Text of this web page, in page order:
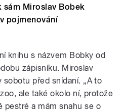
sám Miroslav Bobek
pojmenování
knihu s názvem Bobky od
zápisníku. Miroslav
sobotu před snídaní. „A to
ale také okolo ní, protože
pestré a mám snahu se o